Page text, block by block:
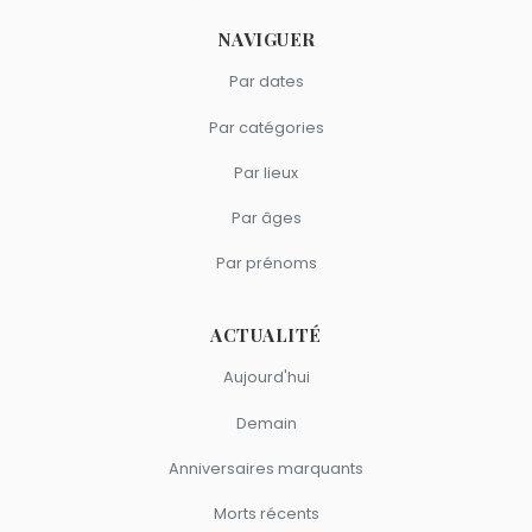
NAVIGUER
Par dates
Par catégories
Par lieux
Par âges
Par prénoms
ACTUALITÉ
Aujourd'hui
Demain
Anniversaires marquants
Morts récents